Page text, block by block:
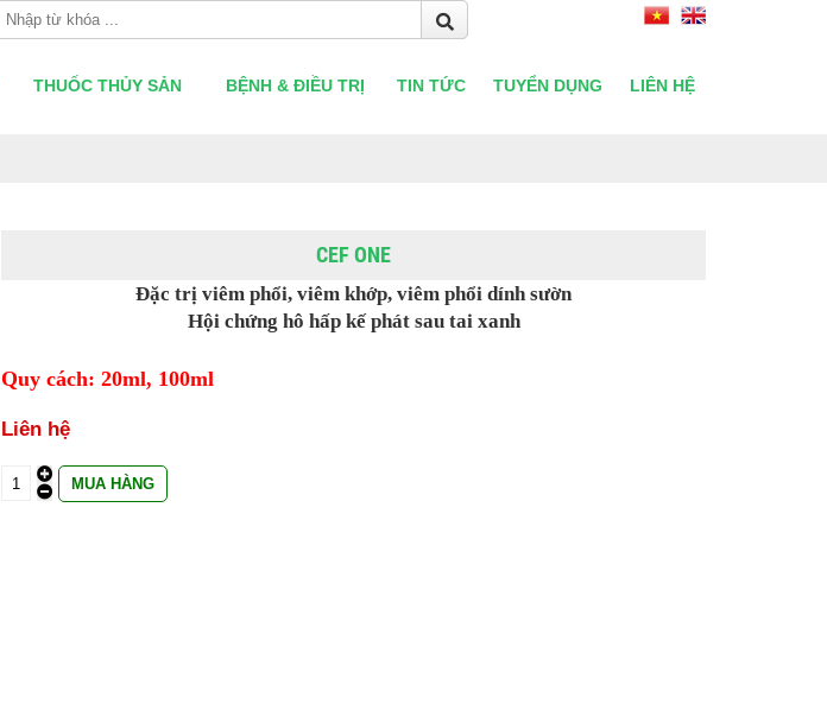
THUỐC THỦY SẢN BỆNH & ĐIỀU TRỊ TIN TỨC TUYỂN DỤNG LIÊN HỆ
CEF ONE
Đặc trị viêm phổi, viêm khớp, viêm phổi dính sườn
Hội chứng hô hấp kế phát sau tai xanh
Quy cách: 20ml, 100ml
Liên hệ